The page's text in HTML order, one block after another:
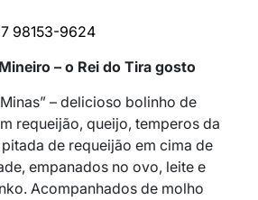
98153-9624
– o Rei do Tira gosto
– delicioso bolinho de
requeijão, queijo, temperos da
de requeijão em cima de
empanados no ovo, leite e
Acompanhados de molho